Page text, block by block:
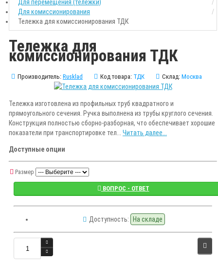
Для перемещения (тележки)
Для комиссионирования
Тележка для комиссионирования ТДК
Тележка для
комиссионирования ТДК
Производитель: Rusklad Код товара: ТДК Склад: Москва
Тележка изготовлена из профильных труб квадратного и
прямоугольного сечения. Ручка выполнена из трубы круглого сечения.
Конструкция полностью сборно-разборная, что обеспечивает хорошие
показатели при транспортировке тел... Читать далее...
Доступные опции
Размер
ВОПРОС - ОТВЕТ
Доступность: На складе